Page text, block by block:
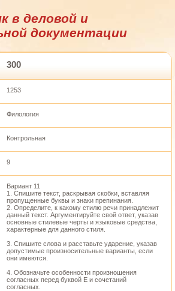
в деловой и
документации
300
1253
Филология
Контрольная
9
Вариант 11
1. Спишите текст, раскрывая скобки, вставляя
пропущенные буквы и знаки препинания.
2. Определите, к какому стилю речи принадлежит
данный текст. Аргументируйте свой ответ, указав
основные стилевые черты и языковые средства,
характерные для данного стиля.
3. Спишите слова и расставьте ударение, указав
допустимые произносительные варианты, если
они имеются.
4. Обозначьте особенности произношения
согласных перед буквой Е и сочетаний
согласных.